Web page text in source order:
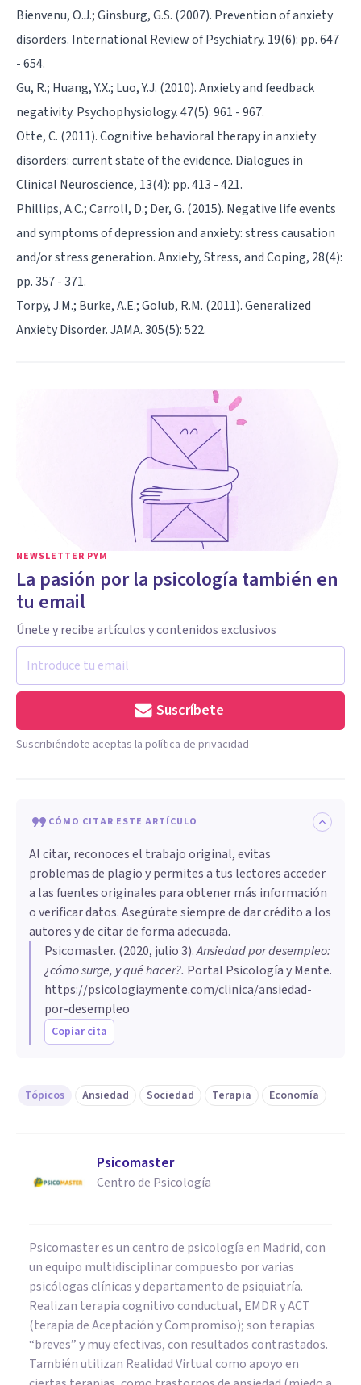
Bienvenu, O.J.; Ginsburg, G.S. (2007). Prevention of anxiety
disorders. International Review of Psychiatry. 19(6): pp. 647
- 654.
Gu, R.; Huang, Y.X.; Luo, Y.J. (2010). Anxiety and feedback
negativity. Psychophysiology. 47(5): 961 - 967.
Otte, C. (2011). Cognitive behavioral therapy in anxiety
disorders: current state of the evidence. Dialogues in
Clinical Neuroscience, 13(4): pp. 413 - 421.
Phillips, A.C.; Carroll, D.; Der, G. (2015). Negative life events
and symptoms of depression and anxiety: stress causation
and/or stress generation. Anxiety, Stress, and Coping, 28(4):
pp. 357 - 371.
Torpy, J.M.; Burke, A.E.; Golub, R.M. (2011). Generalized
Anxiety Disorder. JAMA. 305(5): 522.
NEWSLETTER PYM
La pasión por la psicología también en
tu email
Únete y recibe artículos y contenidos exclusivos
Suscríbete
Suscribiéndote aceptas la política de privacidad
CÓMO CITAR ESTE ARTÍCULO
Al citar, reconoces el trabajo original, evitas
problemas de plagio y permites a tus lectores acceder
a las fuentes originales para obtener más información
o verificar datos. Asegúrate siempre de dar crédito a los
autores y de citar de forma adecuada.
Psicomaster. (2020, julio 3).Ansiedad por desempleo:
¿cómo surge, y qué hacer?. Portal Psicología y Mente.
https://psicologiaymente.com/clinica/ansiedad-
por-desempleo
Copiar cita
Tópicos Ansiedad Sociedad Terapia Economía
Psicomaster
Centro de Psicología
Psicomaster es un centro de psicología en Madrid, con
un equipo multidisciplinar compuesto por varias
psicólogas clínicas y departamento de psiquiatría.
Realizan terapia cognitivo conductual, EMDR y ACT
(terapia de Aceptación y Compromiso); son terapias
“breves” y muy efectivas, con resultados contrastados.
También utilizan Realidad Virtual como apoyo en